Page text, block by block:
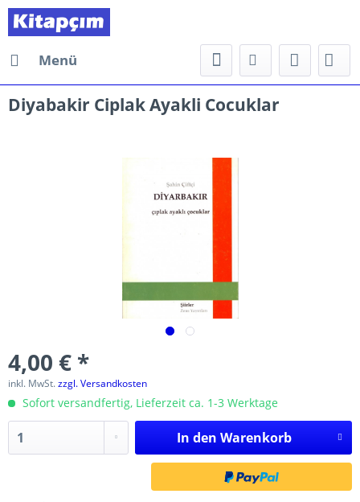
Menü
Diyabakir Ciplak Ayakli Cocuklar
4,00 € *
inkl. MwSt.zzgl. Versandkosten
Sofort versandfertig, Lieferzeit ca. 1-3 Werktage
In den Warenkorb